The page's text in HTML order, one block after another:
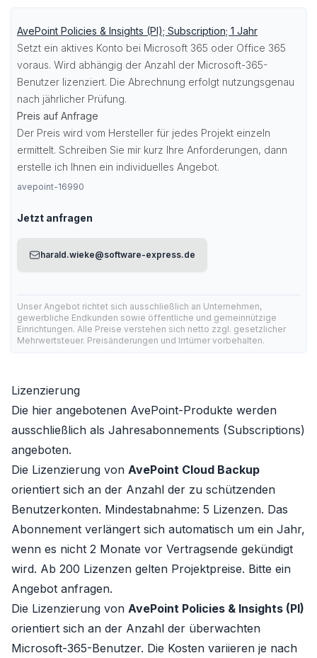
AvePoint Policies & Insights (PI); Subscription; 1 Jahr
Setzt ein aktives Konto bei Microsoft 365 oder Office 365
voraus. Wird abhängig der Anzahl der Microsoft-365-
Benutzer lizenziert. Die Abrechnung erfolgt nutzungsgenau
nach jährlicher Prüfung.
Preis auf Anfrage
Der Preis wird vom Hersteller für jedes Projekt einzeln
ermittelt. Schreiben Sie mir kurz Ihre Anforderungen, dann
erstelle ich Ihnen ein individuelles Angebot.
avepoint-16990
Jetzt anfragen
harald.wieke@software-express.de
Unser Angebot richtet sich ausschließlich an Unternehmen,
gewerbliche Endkunden sowie öffentliche und gemeinnützige
Einrichtungen. Alle Preise verstehen sich netto zzgl. gesetzlicher
Mehrwertsteuer. Preisänderungen und Irrtümer vorbehalten.
Lizenzierung
Die hier angebotenen AvePoint-Produkte werden
ausschließlich als Jahresabonnements (Subscriptions)
angeboten.
Die Lizenzierung von AvePoint Cloud Backup
orientiert sich an der Anzahl der zu schützenden
Benutzerkonten. Mindestabnahme: 5 Lizenzen. Das
Abonnement verlängert sich automatisch um ein Jahr,
wenn es nicht 2 Monate vor Vertragsende gekündigt
wird. Ab 200 Lizenzen gelten Projektpreise. Bitte ein
Angebot anfragen.
Die Lizenzierung von AvePoint Policies & Insights (PI)
orientiert sich an der Anzahl der überwachten
Microsoft-365-Benutzer. Die Kosten variieren je nach